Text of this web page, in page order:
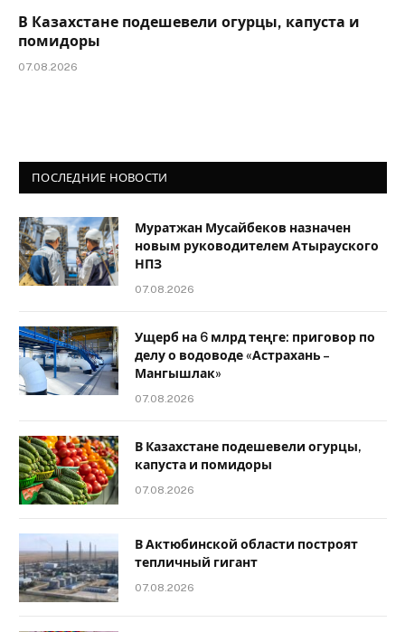
В Казахстане подешевели огурцы, капуста и
помидоры
07.08.2026
ПОСЛЕДНИЕ НОВОСТИ
Муратжан Мусайбеков назначен
новым руководителем Атырауского
НПЗ
07.08.2026
Ущерб на 6 млрд теңге: приговор по
делу о водоводе «Астрахань –
Мангышлак»
07.08.2026
В Казахстане подешевели огурцы,
капуста и помидоры
07.08.2026
В Актюбинской области построят
тепличный гигант
07.08.2026